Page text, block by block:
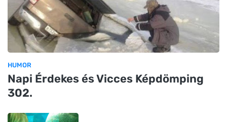
HUMOR
Napi Érdekes és Vicces Képdömping
302.